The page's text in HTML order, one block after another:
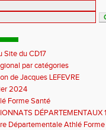
Site du CD17
par catégories
de Jacques LEFEVRE
2024
Forme Santé
DÉPARTEMENTAUX
Départementale Athlé